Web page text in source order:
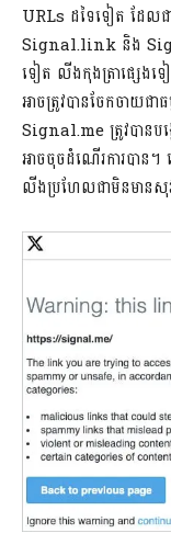
URLs ដទៃទៀត ដែល
Signal.link និង
ទៀត លីងកុងត្រាផ្សេងទ
អាចត្រូវបានចែកចាយជ
Signal.me ត្រូវបានប
អាចចុចដំណើរការបាន។
លីងប្រហែលជាមិនមាន